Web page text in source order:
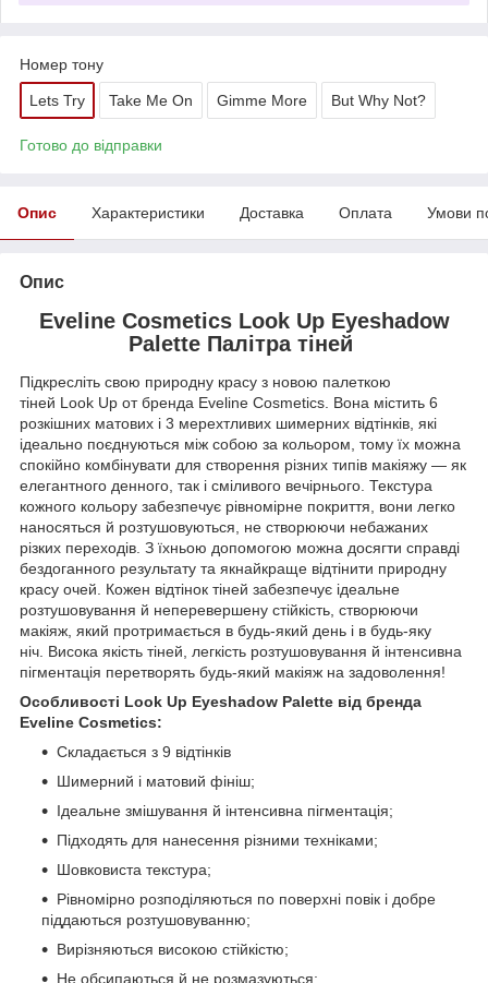
Номер тону
Lets Try Take Me On Gimme More But Why Not?
Готово до відправки
Опис Характеристики Доставка Оплата Умови
Опис
Eveline Cosmetics Look Up Eyeshadow
Palette Палітра тіней
Підкресліть свою природну красу з новою палеткою
тіней Look Up от бренда Eveline Cosmetics. Вона містить 6
розкішних матових і 3 мерехтливих шимерних відтінків, які
ідеально поєднуються між собою за кольором, тому їх можна
спокійно комбінувати для створення різних типів макіяжу — як
елегантного денного, так і сміливого вечірнього. Текстура
кожного кольору забезпечує рівномірне покриття, вони легко
наносяться й розтушовуються, не створюючи небажаних
різких переходів. З їхньою допомогою можна досягти справді
бездоганного результату та якнайкраще відтінити природну
красу очей. Кожен відтінок тіней забезпечує ідеальне
розтушовування й неперевершену стійкість, створюючи
макіяж, який протримається в будь-який день і в будь-яку
ніч. Висока якість тіней, легкість розтушовування й інтенсивна
пігментація перетворять будь-який макіяж на задоволення!
Особливості Look Up Eyeshadow Palette від бренда
Eveline Cosmetics:
Складається з 9 відтінків
Шимерний і матовий фініш;
Ідеальне змішування й інтенсивна пігментація;
Підходять для нанесення різними техніками;
Шовковиста текстура;
Рівномірно розподіляються по поверхні повік і добре
піддаються розтушовуванню;
Вирізняються високою стійкістю;
Не обсипаються й не розмазуються;